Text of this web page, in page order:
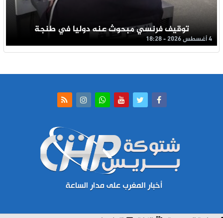
توقيف فرنسي مبحوث عنه دوليا في طنجة
4 أغسطس 2026 - 18:28